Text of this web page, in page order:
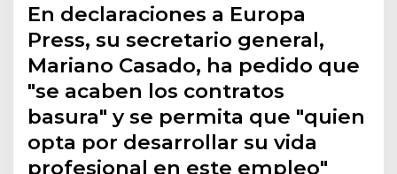
En declaraciones a Europa
Press, su secretario general,
Mariano Casado, ha pedido que
"se acaben los contratos
basura" y se permita que "quien
opta por desarrollar su vida
profesional en este empleo"